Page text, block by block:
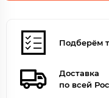
Подберём
Доставка
по всей